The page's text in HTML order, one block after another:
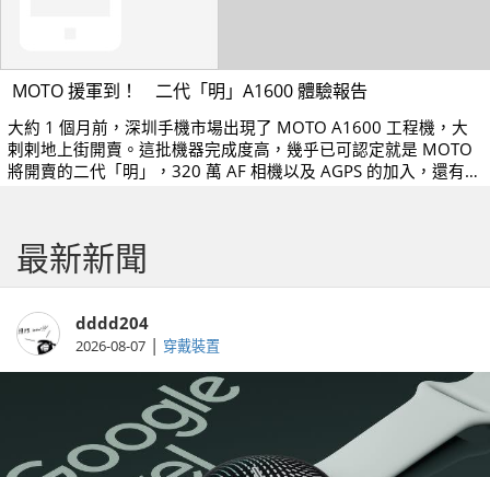
MOTO 援軍到！ 二代「明」A1600 體驗報告
大約 1 個月前，深圳手機市場出現了 MOTO A1600 工程機，大
剌剌地上街開賣。這批機器完成度高，幾乎已可認定就是 MOTO
將開賣的二代「明」，320 萬 AF 相機以及 AGPS 的加入，還有什
最新新聞
dddd204
2026-08-07 | 穿戴裝置